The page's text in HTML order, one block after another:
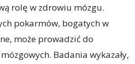
rolę w zdrowiu mózgu.
pokarmów, bogatych w
może prowadzić do
Badania wykazały,